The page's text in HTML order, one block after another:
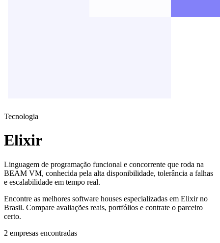
Tecnologia
Elixir
Linguagem de programação funcional e concorrente que roda na
BEAM VM, conhecida pela alta disponibilidade, tolerância a falhas
e escalabilidade em tempo real.
Encontre as melhores software houses especializadas em Elixir no
Brasil. Compare avaliações reais, portfólios e contrate o parceiro
certo.
2 empresas encontradas